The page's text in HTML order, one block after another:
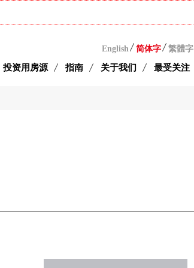
English 简体字 繁體字
投资用房源 指南 关于我们 最受关注